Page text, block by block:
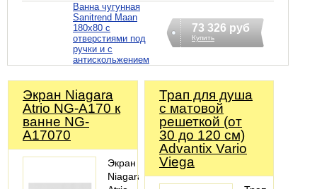
Ванна чугунная
Sanitrend Maan
180х80 с
отверстиями под
ручки и с
антискольжением
73 326 руб
Купить
Экран Niagara
Atrio NG-A170 к
ванне NG-
A17070
Экран
Niagara
Трап для душа
с матовой
решеткой (от
30 до 120 см)
Advantix Vario
Viega